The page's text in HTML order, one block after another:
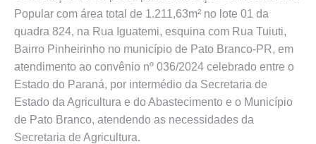
Popular com área total de 1.211,63m² no lote 01 da
quadra 824, na Rua Iguatemi, esquina com Rua Tuiuti,
Bairro Pinheirinho no município de Pato Branco-PR, em
atendimento ao convênio nº 036/2024 celebrado entre o
Estado do Paraná, por intermédio da Secretaria de
Estado da Agricultura e do Abastecimento e o Município
de Pato Branco, atendendo as necessidades da
Secretaria de Agricultura.